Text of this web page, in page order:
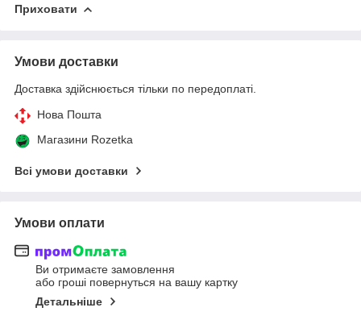
Приховати
Умови доставки
Доставка здійснюється тільки по передоплаті.
Нова Пошта
Магазини Rozetka
Всі умови доставки
Умови оплати
Ви отримаєте замовлення
або гроші повернуться на вашу картку
Детальніше